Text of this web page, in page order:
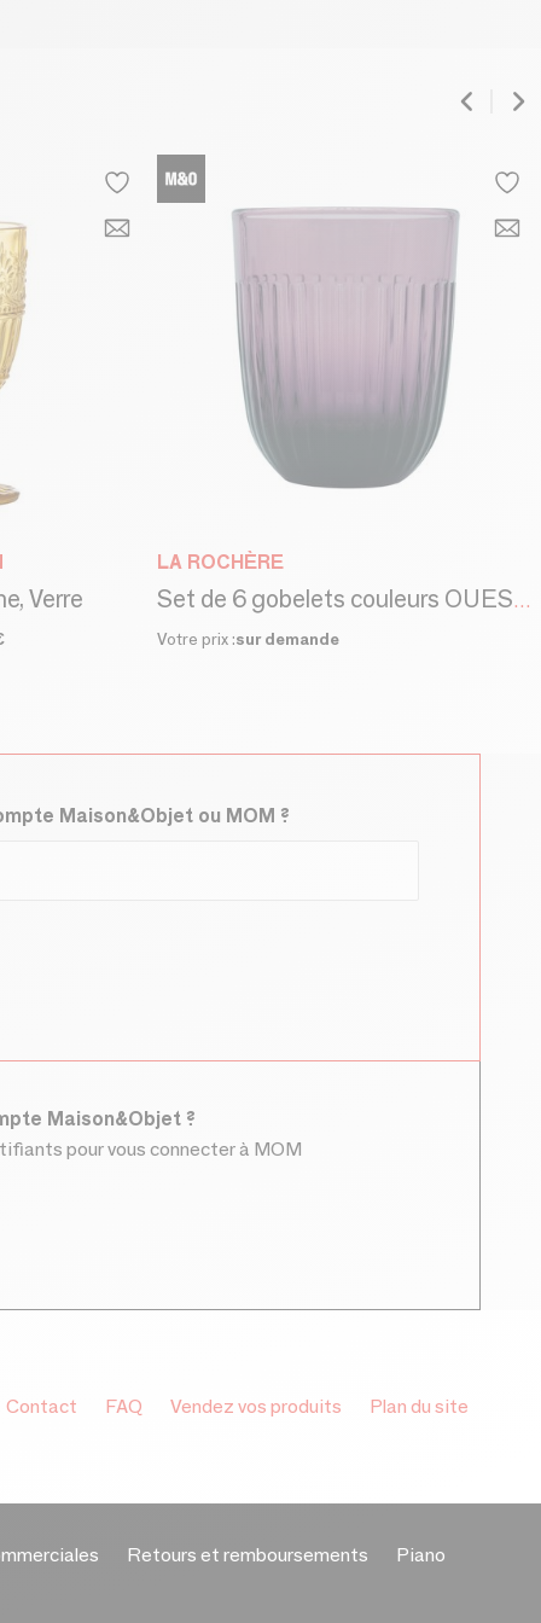
Verre
LA ROCHÈRE
Set de 6 gobelets couleurs OUESSANT
Votre prix :sur demande
Maison&Objet ou MOM ?
Maison&Objet ?
pour vous connecter à MOM
Contact FAQ Vendez vos produits Plan du site
Retours et remboursements
Piano